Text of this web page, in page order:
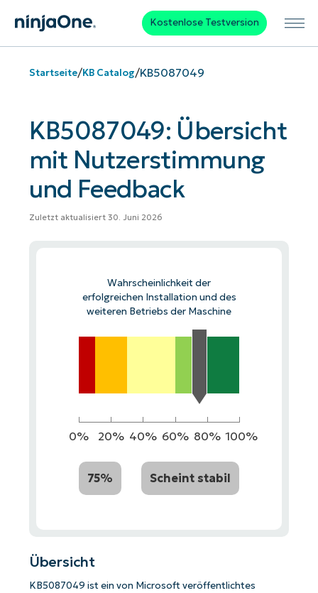
Kostenlose Testversion
Startseite/KB Catalog/KB5087049
KB5087049: Übersicht
mit Nutzerstimmung
und Feedback
Zuletzt aktualisiert 30. Juni 2026
Wahrscheinlichkeit der
erfolgreichen Installation und des
weiteren Betriebs der Maschine
0% 20% 40% 60% 80% 100%
75% Scheint stabil
Übersicht
KB5087049 ist ein von Microsoft veröffentlichtes